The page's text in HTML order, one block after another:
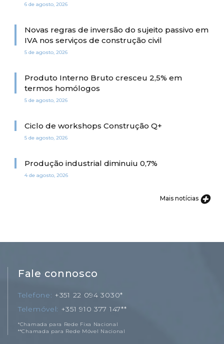
6 de agosto, 2026
Novas regras de inversão do sujeito passivo em
IVA nos serviços de construção civil
5 de agosto, 2026
Produto Interno Bruto cresceu 2,5% em
termos homólogos
5 de agosto, 2026
Ciclo de workshops Construção Q+
5 de agosto, 2026
Produção industrial diminuiu 0,7%
4 de agosto, 2026
Mais notícias
Fale connosco
Telefone
+351 22 094 3030*
Telemóvel
+351 910 377 147**
*Chamada para Rede Fixa Nacional
**Chamada para Rede Móvel Nacional